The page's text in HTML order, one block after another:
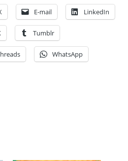
E-mail LinkedIn
Tumblr
WhatsApp